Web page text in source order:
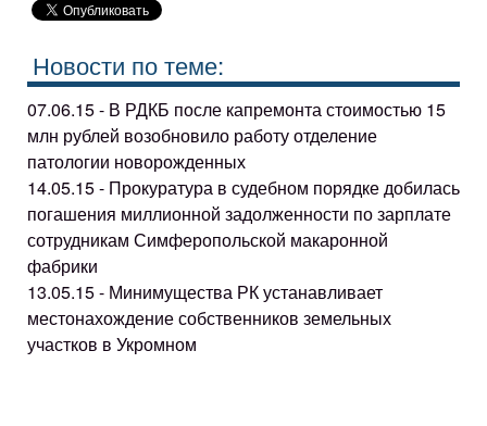
Новости по теме:
07.06.15 - В РДКБ после капремонта стоимостью 15
млн рублей возобновило работу отделение
патологии новорожденных
14.05.15 - Прокуратура в судебном порядке добилась
погашения миллионной задолженности по зарплате
сотрудникам Симферопольской макаронной
фабрики
13.05.15 - Минимущества РК устанавливает
местонахождение собственников земельных
участков в Укромном